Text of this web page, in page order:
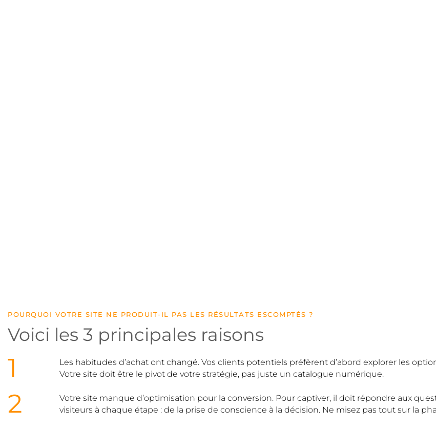
POURQUOI VOTRE SITE NE PRODUIT-IL PAS LES RÉSULTATS ESCOMPTÉS ?
Voici les 3 principales raisons
1
Les habitudes d’achat ont changé. Vos clients potentiels préfèrent d’abord explorer les
Votre site doit être le pivot de votre stratégie, pas juste un catalogue numérique.
2
Votre site manque d’optimisation pour la conversion. Pour captiver, il doit répondre aux
visiteurs à chaque étape : de la prise de conscience à la décision. Ne misez pas tout sur la